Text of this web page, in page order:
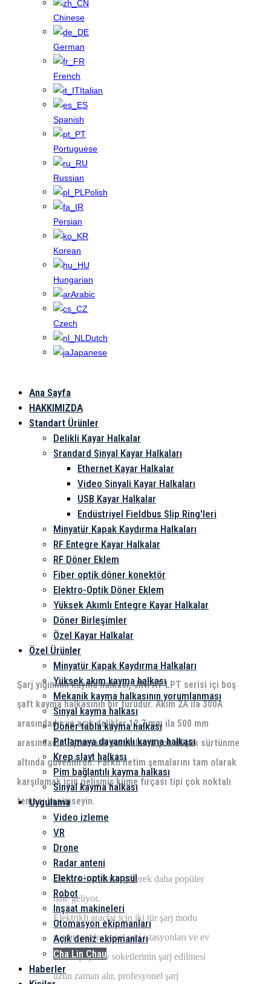
Chinese
German
French
Italian
Spanish
Portuguese
Russian
Polish
Persian
Korean
Hungarian
Arabic
Czech
Dutch
Japanese
Ana Sayfa
HAKKIMIZDA
Standart Ürünler
Delikli Kayar Halkalar
Srandard Sinyal Kayar Halkaları
Ethernet Kayar Halkalar
Video Sinyali Kayar Halkaları
USB Kayar Halkalar
Endüstriyel Fieldbus Slip Ring'leri
Minyatür Kapak Kaydırma Halkaları
RF Entegre Kayar Halkalar
RF Döner Eklem
Fiber optik döner konektör
Elektro-Optik Döner Eklem
Yüksek Akımlı Entegre Kayar Halkalar
Döner Birleşimler
Özel Kayar Halkalar
Özel Ürünler
Minyatür Kapak Kaydırma Halkaları
Yüksek akım kayma halkası
Mekanik kayma halkasının yorumlanması
Sinyal kayma halkası
Döner tabla kayma halkası
Patlamaya dayanıklı kayma halkası
Krep slayt halkası
Pim bağlantılı kayma halkası
Sinyal kayma halkası
Uygulama
Video izleme
VR
Drone
Radar anteni
Elektro-optik kapsül
Robot
Inşaat makineleri
Otomasyon ekipmanları
Açık deniz ekipmanları
Cha Lin Chau
Haberler
Cha Lin Chau
Şarj yığınının kayma halkası, JINPAT LPT serisi içi boş
şaft kayma halkasının bir türüdür. Akım 2A ila 300A
arasındadır ve açık delikler 12.7 mm ila 500 mm
arasındadır. Eşzamanlı yorumlama çok düşük sürtünme
altında güvenilirdir. Farklı iletim şemalarını tam olarak
karşılamak için gelişmiş küme fırçası tipi çok noktalı
teması benimseyin.
Elektrikli arabalar giderek daha popüler
hale geliyor.
Elektrikli araçlar için iki tür şarj modu
vardır: profesyonel şarj istasyonları ve ev
soketi şarjı. Ev soketlerinin şarj edilmesi
uzun zaman alır, profesyonel şarj